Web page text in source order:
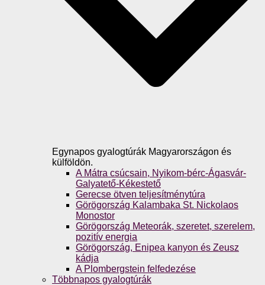
Egynapos gyalogtúrák Magyarországon és
külföldön.
A Mátra csúcsain, Nyikom-bérc-Ágasvár-
Galyatető-Kékestető
Gerecse ötven teljesítménytúra
Görögország Kalambaka St. Nickolaos
Monostor
Görögország Meteorák, szeretet, szerelem,
pozitív energia
Görögország, Enipea kanyon és Zeusz
kádja
A Plombergstein felfedezése
Többnapos gyalogtúrák